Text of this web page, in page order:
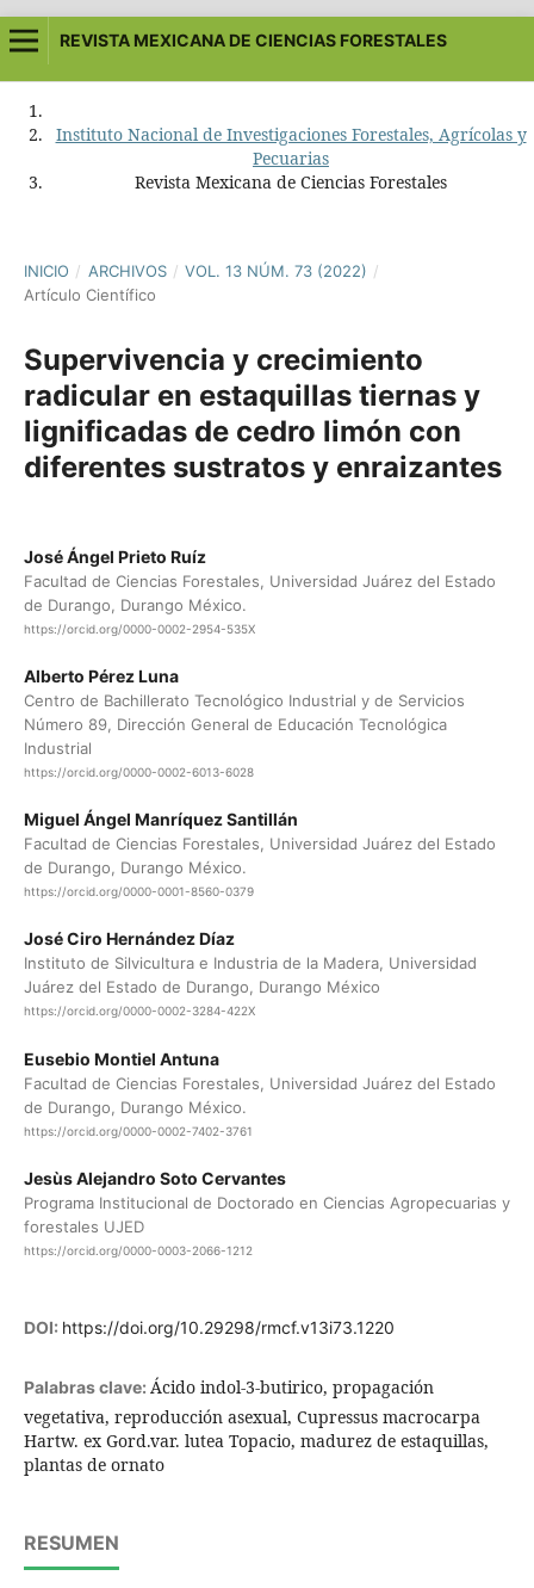
REVISTA MEXICANA DE CIENCIAS FORESTALES
Instituto Nacional de Investigaciones Forestales, Agrícolas y
Pecuarias
Revista Mexicana de Ciencias Forestales
INICIO / ARCHIVOS / VOL. 13 NÚM. 73 (2022) /
Artículo Científico
Supervivencia y crecimiento
radicular en estaquillas tiernas y
lignificadas de cedro limón con
diferentes sustratos y enraizantes
José Ángel Prieto Ruíz
Facultad de Ciencias Forestales, Universidad Juárez del Estado
de Durango, Durango México.
https://orcid.org/0000-0002-2954-535X
Alberto Pérez Luna
Centro de Bachillerato Tecnológico Industrial y de Servicios
Número 89, Dirección General de Educación Tecnológica
Industrial
https://orcid.org/0000-0002-6013-6028
Miguel Ángel Manríquez Santillán
Facultad de Ciencias Forestales, Universidad Juárez del Estado
de Durango, Durango México.
https://orcid.org/0000-0001-8560-0379
José Ciro Hernández Díaz
Instituto de Silvicultura e Industria de la Madera, Universidad
Juárez del Estado de Durango, Durango México
https://orcid.org/0000-0002-3284-422X
Eusebio Montiel Antuna
Facultad de Ciencias Forestales, Universidad Juárez del Estado
de Durango, Durango México.
https://orcid.org/0000-0002-7402-3761
Jesùs Alejandro Soto Cervantes
Programa Institucional de Doctorado en Ciencias Agropecuarias y
forestales UJED
https://orcid.org/0000-0003-2066-1212
DOI: https://doi.org/10.29298/rmcf.v13i73.1220
Palabras clave: Ácido indol-3-butirico, propagación
vegetativa, reproducción asexual, Cupressus macrocarpa
Hartw. ex Gord.var. lutea Topacio, madurez de estaquillas,
plantas de ornato
RESUMEN